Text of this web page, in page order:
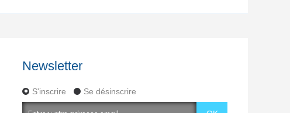
Newsletter
S'inscrire Se désinscrire